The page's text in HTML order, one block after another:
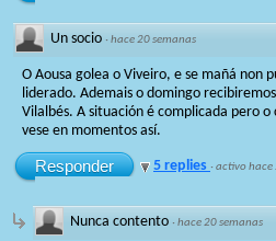
Un socio ·hace 20 semanas
O Aousa golea o Viveiro, e se mañá non
liderado. Ademais o domingo
Vilalbés. A situación é complicada pero
vese en momentos así.
Responder 5 replies ·activo hace
Nunca contento ·hace 20 semanas